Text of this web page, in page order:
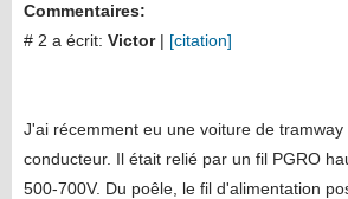
Commentaires:
# 2 a écrit: Victor| [citation]
J'ai récemment eu une voiture de
conducteur. Il était relié par un fil PGRO
500-700V. Du poêle, le fil d'alimentation